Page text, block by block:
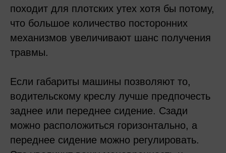
походит для плотских утех хотя бы потому,
что большое количество посторонних
механизмов увеличивают шанс получения
травмы.
Если габариты машины позволяют то,
водительскому креслу лучше предпочесть
заднее или переднее сидение. Сзади
можно расположиться горизонтально, а
переднее сидение можно регулировать.